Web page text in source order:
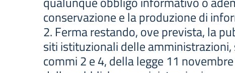
conservazione e la produzione di
2. Ferma restando, ove prevista, la
siti istituzionali delle
commi 2 e 4, della legge 11